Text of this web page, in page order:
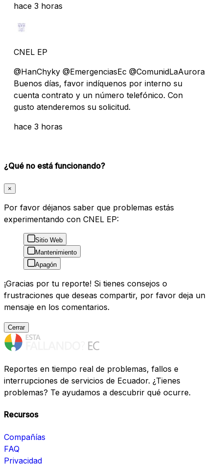
hace 3 horas
CNEL EP
@HanChyky @EmergenciasEc @ComunidLaAurora
Buenos días, favor indíquenos por interno su
cuenta contrato y un número telefónico. Con
gusto atenderemos su solicitud.
hace 3 horas
¿Qué no está funcionando?
×
Por favor déjanos saber que problemas estás
experimentando con CNEL EP:
Sitio Web
Mantenimiento
Apagón
¡Gracias por tu reporte! Si tienes consejos o
frustraciones que deseas compartir, por favor deja un
mensaje en los comentarios.
Cerrar
Reportes en tiempo real de problemas, fallos e
interrupciones de servicios de Ecuador. ¿Tienes
problemas? Te ayudamos a descubrir qué ocurre.
Recursos
Compañías
FAQ
Privacidad